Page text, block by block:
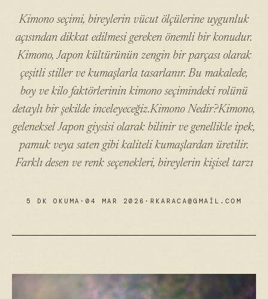
Kimono seçimi, bireylerin vücut ölçülerine uygunluk
açısından dikkat edilmesi gereken önemli bir konudur.
Kimono, Japon kültürünün zengin bir parçası olarak
çeşitli stiller ve kumaşlarla tasarlanır. Bu makalede,
boy ve kilo faktörlerinin kimono seçimindeki rolünü
detaylı bir şekilde inceleyeceğiz.Kimono Nedir?Kimono,
geleneksel Japon giysisi olarak bilinir ve genellikle ipek,
pamuk veya saten gibi kaliteli kumaşlardan üretilir.
Farklı desen ve renk seçenekleri, bireylerin kişisel tarzı
5 DK OKUMA ·04 MAR 2026 · RKARACA@GMAIL.COM